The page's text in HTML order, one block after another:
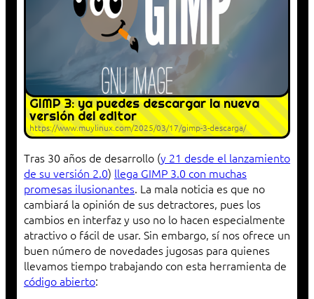
GIMP 3: ya puedes descargar la nueva
versión del editor
https://www.muylinux.com/2025/03/17/gimp-3-descarga/
Tras 30 años de desarrollo (y 21 desde el lanzamiento
de su versión 2.0) llega GIMP 3.0 con muchas
promesas ilusionantes. La mala noticia es que no
cambiará la opinión de sus detractores, pues los
cambios en interfaz y uso no lo hacen especialmente
atractivo o fácil de usar. Sin embargo, sí nos ofrece un
buen número de novedades jugosas para quienes
llevamos tiempo trabajando con esta herramienta de
código abierto: